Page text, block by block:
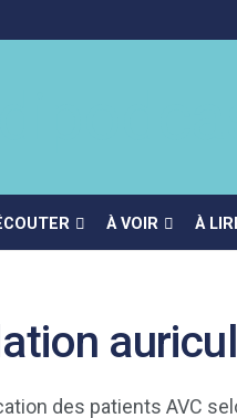
À VOIR À